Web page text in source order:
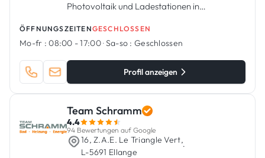
Photovoltaik und Ladestationen in
ÖFFNUNGSZEITENGESCHLOSSEN
Mo-fr : 08:00 - 17:00·Sa-so : Geschlossen
Profil anzeigen
Team Schramm
4.4
94 Bewertungen auf Google
16, Z.A.E. Le Triangle Vert,
L-5691 Ellange
·